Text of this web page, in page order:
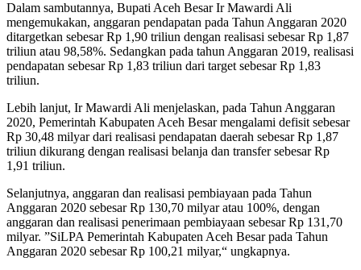
Dalam sambutannya, Bupati Aceh Besar Ir Mawardi Ali
mengemukakan, anggaran pendapatan pada Tahun Anggaran 2020
ditargetkan sebesar Rp 1,90 triliun dengan realisasi sebesar Rp 1,87
triliun atau 98,58%. Sedangkan pada tahun Anggaran 2019, realisasi
pendapatan sebesar Rp 1,83 triliun dari target sebesar Rp 1,83
triliun.
Lebih lanjut, Ir Mawardi Ali menjelaskan, pada Tahun Anggaran
2020, Pemerintah Kabupaten Aceh Besar mengalami defisit sebesar
Rp 30,48 milyar dari realisasi pendapatan daerah sebesar Rp 1,87
triliun dikurang dengan realisasi belanja dan transfer sebesar Rp
1,91 triliun.
Selanjutnya, anggaran dan realisasi pembiayaan pada Tahun
Anggaran 2020 sebesar Rp 130,70 milyar atau 100%, dengan
anggaran dan realisasi penerimaan pembiayaan sebesar Rp 131,70
milyar. ”SiLPA Pemerintah Kabupaten Aceh Besar pada Tahun
Anggaran 2020 sebesar Rp 100,21 milyar,“ ungkapnya.